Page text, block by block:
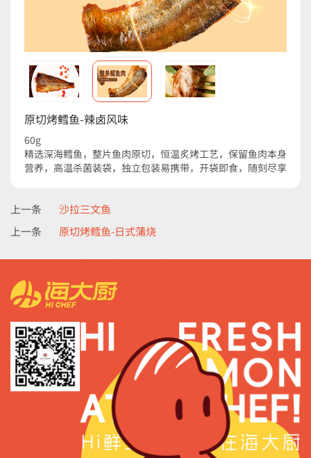
原切烤鳕鱼-辣卤风味
60g
精选深海鳕鱼，整片鱼肉原切，恒温炙烤工艺，保留鱼肉本身
营养，高温杀菌装袋，独立包装易携带，开袋即食，随刻尽享
上一条
沙拉三文鱼
上一条
原切烤鳕鱼-日式蒲烧